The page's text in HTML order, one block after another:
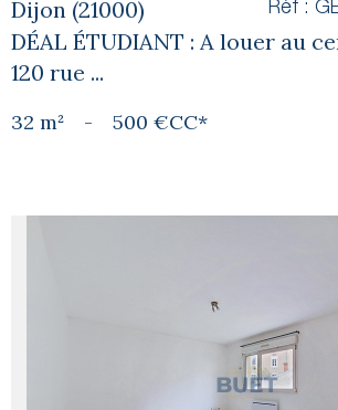
Dijon (21000)
DÉAL ÉTUDIANT : A louer au
120 rue ...
Réf :
32 m² - 500 €CC*
voir le